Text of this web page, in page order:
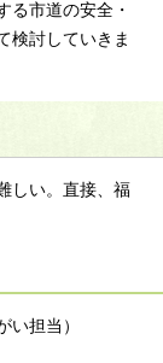
る市道の安全・
検討していきま
しい。直接、福
担当）